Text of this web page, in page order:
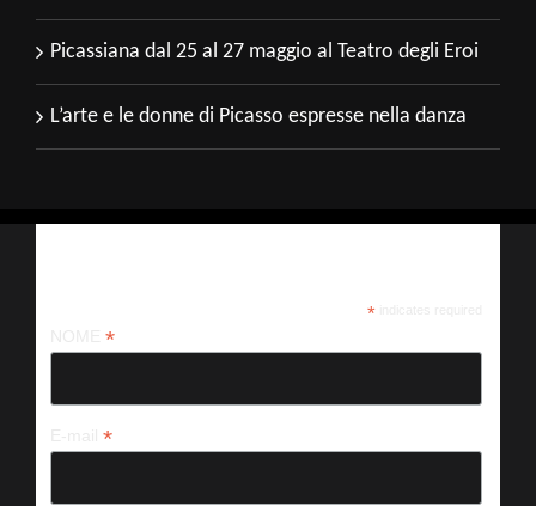
Picassiana dal 25 al 27 maggio al Teatro degli Eroi
L’arte e le donne di Picasso espresse nella danza
*indicates required
*
*